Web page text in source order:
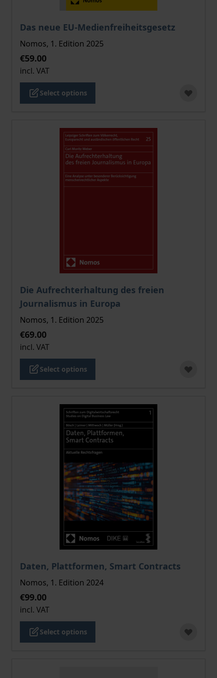
Das neue EU-Medienfreiheitsgesetz
The price depends on the options chosen on the
Nomos, 1. Edition 2025
€59.00
incl. VAT
Select options
Die Aufrechterhaltung des freien
Journalismus in Europa
The price depends on the options chosen on the
Nomos, 1. Edition 2025
€69.00
incl. VAT
Select options
Daten, Plattformen, Smart Contracts
The price depends on the options chosen on the
Nomos, 1. Edition 2024
€99.00
incl. VAT
Select options